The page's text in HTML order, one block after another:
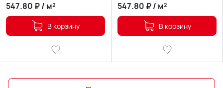
547.80 ₽/ м²
В корзину
547.80 ₽/ м²
В корзину